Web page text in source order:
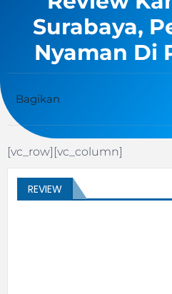
Surabaya,
Nyaman Di
Bagikan
[vc_row][vc_column]
REVIEW